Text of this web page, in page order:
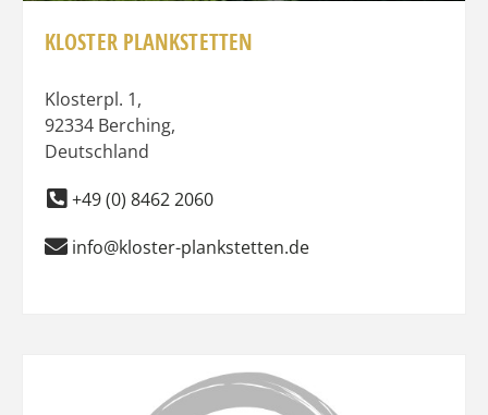
KLOSTER PLANKSTETTEN
Klosterpl. 1,
92334 Berching,
Deutschland
+49 (0) 8462 2060
info@kloster-plankstetten.de